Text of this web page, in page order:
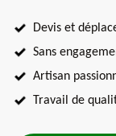
Devis et
Sans
Artisan
Travail de